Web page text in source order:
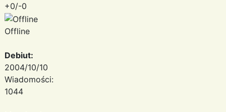
+0/-0
Offline
Debiut:
2004/10/10
Wiadomości:
1044